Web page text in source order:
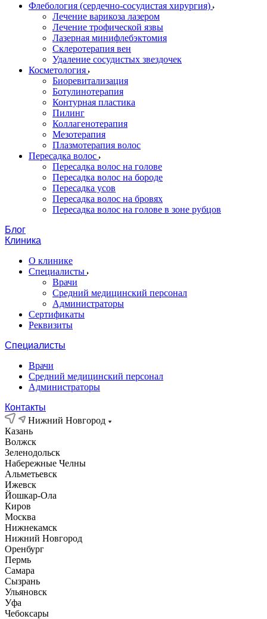
Флебология (сердечно-сосудистая хирургия)
Лечение варикоза лазером
Лечение трофической язвы
Лазерная минифлебэктомия
Cклеротерапия вен
Удаление сосудистых звездочек
Косметология
Биоревитализация
Ботулинотерапия
Контурная пластика
Пилинг
Коллагенотерапия
Мезотерапия
Плазмотерапия волос
Пересадка волос
Пересадка волос на голове
Пересадка волос на бороде
Пересадка усов
Пересадка волос на бровях
Пересадка волос на голове в зоне рубцов
Блог
Клиника
О клинике
Специалисты
Врачи
Средний медицинский персонал
Администраторы
Сертификаты
Реквизиты
Специалисты
Врачи
Средний медицинский персонал
Администраторы
Контакты
Нижний Новгород
Казань
Волжск
Зеленодольск
Набережные Челны
Альметьевск
Ижевск
Йошкар-Ола
Киров
Москва
Нижнекамск
Нижний Новгород
Оренбург
Пермь
Самара
Сызрань
Ульяновск
Уфа
Чебоксары